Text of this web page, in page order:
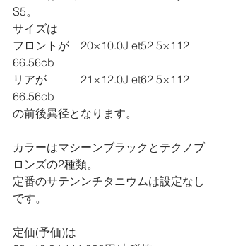
S5。
サイズは
フロントが　20×10.0J et52 5×112
66.56cb
リアが　　　21×12.0J et62 5×112
66.56cb
の前後異径となります。
カラーはマシーンブラックとテクノブ
ロンズの2種類。
定番のサテンンチタニウムは設定なし
です。
定価(予価)は